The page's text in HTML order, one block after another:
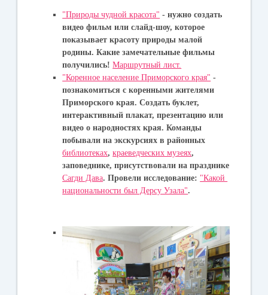
"Природы чудной красота" - нужно создать
видео фильм или слайд-шоу, которое
показывает красоту природы малой
родины. Какие замечательные фильмы
получились!Маршрутный лист.
"Коренное население Приморского края" -
познакомиться с коренными жителями
Приморского края. Создать буклет,
интерактивный плакат, презентацию или
видео о народностях края. Команды
побывали на экскурсиях в районных
библиотеках,краеведческих музеях,
заповеднике, присутствовали на празднике
Сагди Дава. Провели исследование: "Какой
национальности был Дерсу Узала".